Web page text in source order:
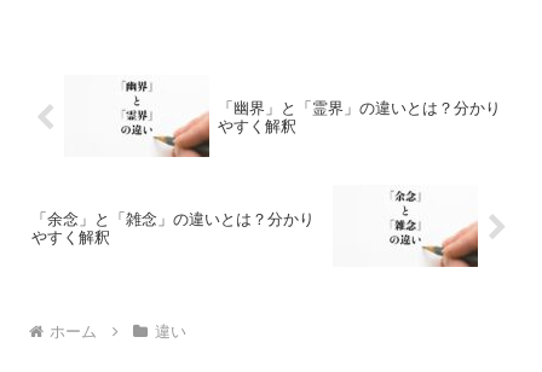
「幽界」と「霊界」の違いとは？分かり
やすく解釈
「余念」と「雑念」の違いとは？分かり
やすく解釈
ホーム 違い